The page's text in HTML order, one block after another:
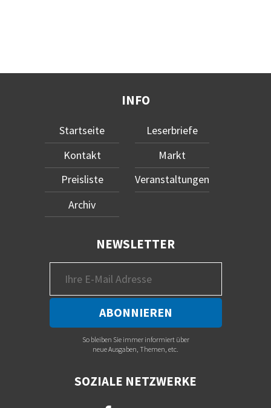
INFO
Startseite
Kontakt
Preisliste
Archiv
Leserbriefe
Markt
Veranstaltungen
NEWSLETTER
So bleiben Sie immer informiert über
neue Ausgaben, Themen, etc.
SOZIALE NETZWERKE